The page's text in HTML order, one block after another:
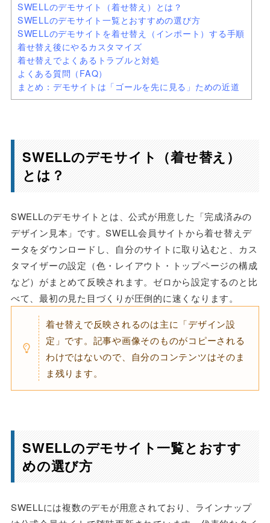
SWELLのデモサイト（着せ替え）とは？
SWELLのデモサイト一覧とおすすめの選び方
SWELLのデモサイトを着せ替え（インポート）する手順
着せ替え後にやるカスタマイズ
着せ替えでよくあるトラブルと対処
よくある質問（FAQ）
まとめ：デモサイトは「ゴールを先に見る」ための近道
SWELLのデモサイト（着せ替え）
とは？
SWELLのデモサイトとは、公式が用意した「完成済みの
デザイン見本」です。SWELL会員サイトから着せ替えデ
ータをダウンロードし、自分のサイトに取り込むと、カス
タマイザーの設定（色・レイアウト・トップページの構成
など）がまとめて反映されます。ゼロから設定するのと比
べて、最初の見た目づくりが圧倒的に速くなります。
着せ替えで反映されるのは主に「デザイン設
定」です。記事や画像そのものがコピーされる
わけではないので、自分のコンテンツはそのま
ま残ります。
SWELLのデモサイト一覧とおすす
めの選び方
SWELLには複数のデモが用意されており、ラインナップ